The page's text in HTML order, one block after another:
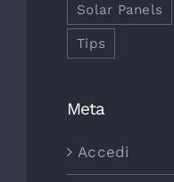
Solar Panels
Tips
Meta
Accedi